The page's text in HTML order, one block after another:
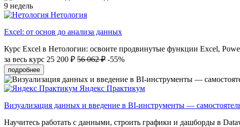
9 недель
Нетология
Excel: от основ до анализа данных
Курс Excel в Нетологии: освоите продвинутые функции Excel,
за весь курс 25 200 ₽ 56 062 ₽ -55%
подробнее
Яндекс Практикум
Визуализация данных и введение в BI-инструменты —
Научитесь работать с данными, строить графики и дашборды в